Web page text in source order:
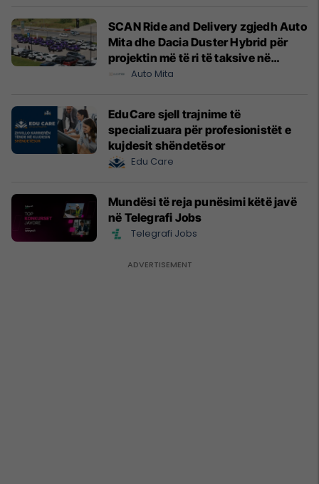
SCAN Ride and Delivery zgjedh Auto
Mita dhe Dacia Duster Hybrid për
projektin më të ri të taksive në
Prishtinë
Auto Mita
EduCare sjell trajnime të
specializuara për profesionistët e
kujdesit shëndetësor
Edu Care
Mundësi të reja punësimi këtë javë
në Telegrafi Jobs
Telegrafi Jobs